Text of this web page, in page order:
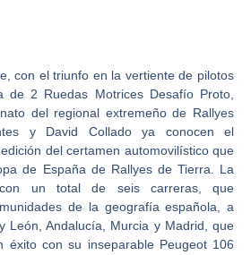
con el triunfo en la vertiente de pilotos
de 2 Ruedas Motrices Desafío Proto
del regional extremeño de Rallyes
y David Colladoya conocen el
del certamen automovilístico que
de España de Rallyes de Tierra. La
con un total de seis carreras, que
de la geografía española, a
León, Andalucía, Murcia y Madrid, que
éxito con su inseparable Peugeot 106